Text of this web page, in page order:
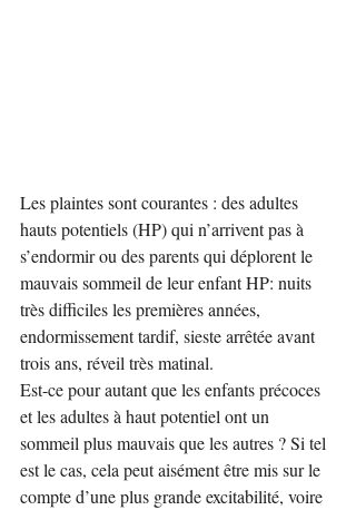
Les plaintes sont courantes : des adultes
hauts potentiels (HP) qui n’arrivent pas à
s’endormir ou des parents qui déplorent le
mauvais sommeil de leur enfant HP: nuits
très difficiles les premières années,
endormissement tardif, sieste arrêtée avant
trois ans, réveil très matinal.
Est-ce pour autant que les enfants précoces
et les adultes à haut potentiel ont un
sommeil plus mauvais que les autres ? Si tel
est le cas, cela peut aisément être mis sur le
compte d’une plus grande excitabilité, voire